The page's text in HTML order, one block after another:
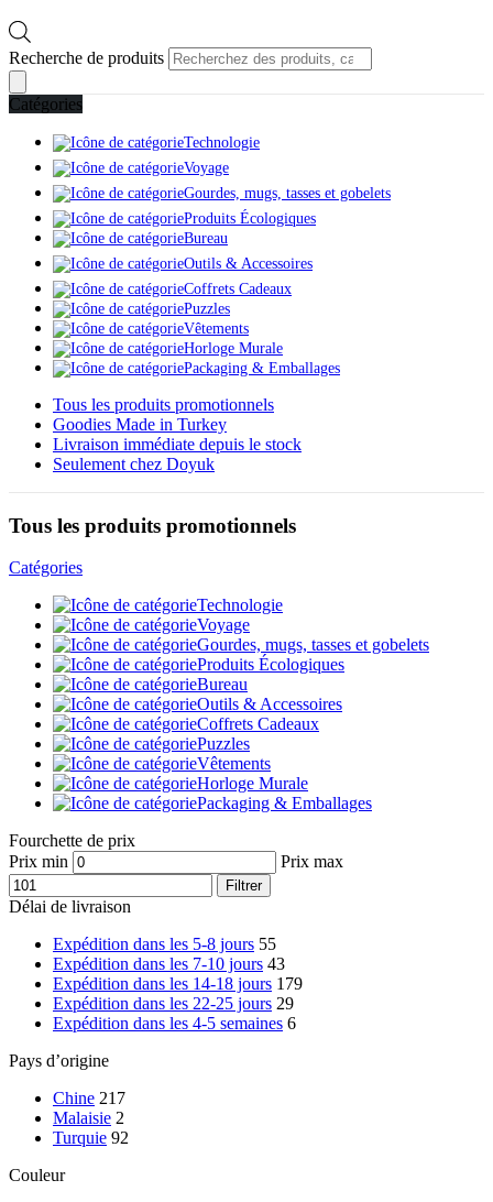
Recherche de produits
Catégories
Technologie
Voyage
Gourdes, mugs, tasses et gobelets
Produits Écologiques
Bureau
Outils & Accessoires
Coffrets Cadeaux
Puzzles
Vêtements
Horloge Murale
Packaging & Emballages
Tous les produits promotionnels
Goodies Made in Turkey
Livraison immédiate depuis le stock
Seulement chez Doyuk
Tous les produits promotionnels
Catégories
Technologie
Voyage
Gourdes, mugs, tasses et gobelets
Produits Écologiques
Bureau
Outils & Accessoires
Coffrets Cadeaux
Puzzles
Vêtements
Horloge Murale
Packaging & Emballages
Fourchette de prix
Prix min
Prix max
Filtrer
Délai de livraison
Expédition dans les 5-8 jours 55
Expédition dans les 7-10 jours 43
Expédition dans les 14-18 jours 179
Expédition dans les 22-25 jours 29
Expédition dans les 4-5 semaines 6
Pays d’origine
Chine 217
Malaisie 2
Turquie 92
Couleur